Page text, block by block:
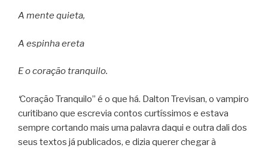
A mente quieta,
A espinha ereta
E o coração tranquilo.
‘Coração Tranquilo” é o que há. Dalton Trevisan, o vampiro
curitibano que escrevia contos curtíssimos e estava
sempre cortando mais uma palavra daqui e outra dali dos
seus textos já publicados, e dizia querer chegar à